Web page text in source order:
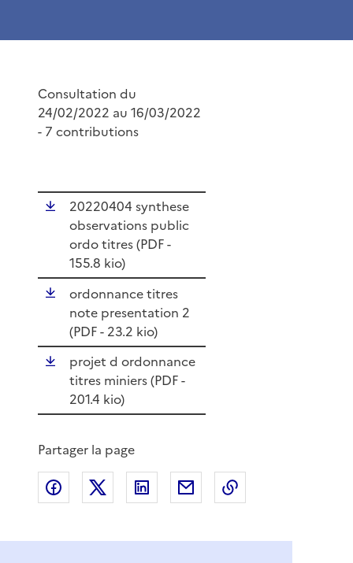
Consultation du
24/02/2022 au 16/03/2022
- 7 contributions
20220404 synthese
observations public
ordo titres (PDF-
155.8 kio)
ordonnance titres
note presentation 2
(PDF- 23.2 kio)
projet d ordonnance
titres miniers (PDF-
201.4 kio)
Partager la page
Partager sur Facebook
Partager sur XPartager sur LinkedIn
Partager par email